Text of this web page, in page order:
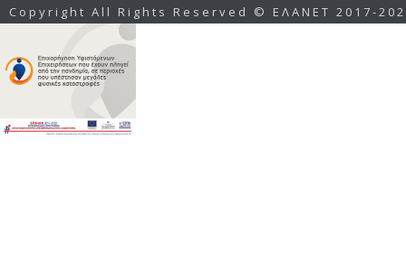
Copyright All Rights Reserved © ΕΛΑΝΕΤ 2017-